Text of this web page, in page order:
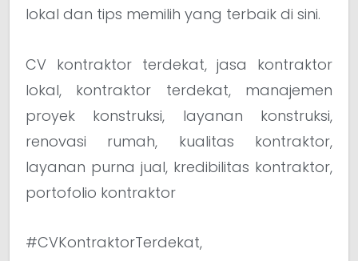
lokal dan tips memilih yang terbaik di sini.
CV kontraktor terdekat, jasa kontraktor
lokal, kontraktor terdekat, manajemen
proyek konstruksi, layanan konstruksi,
renovasi rumah, kualitas kontraktor,
layanan purna jual, kredibilitas kontraktor,
portofolio kontraktor
#CVKontraktorTerdekat,